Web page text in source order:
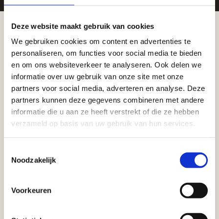
Deze website maakt gebruik van cookies
We gebruiken cookies om content en advertenties te
personaliseren, om functies voor social media te bieden
en om ons websiteverkeer te analyseren. Ook delen we
informatie over uw gebruik van onze site met onze
partners voor social media, adverteren en analyse. Deze
partners kunnen deze gegevens combineren met andere
informatie die u aan ze heeft verstrekt of die ze hebben
verzameld op basis van uw gebruik van hun services.
Noodzakelijk
Voorkeuren
Zakelijke klant worden
Vego Tuinmaterialen is de meest geschikte partner
voor zakelijke klanten op zoek naar tuin- en
infraproducten. Als professionele leverancier van
tuinmaterialen bieden wij een breed assortiment
aan producten van topkwaliteit. Lees meer over de
zakelijke mogelijkheden
Aangepaste openingstijden tijdens de
vakantieperiode
Waardenburg en Vego Dordrecht hanteren tijdens
de vakantieperiode aangepaste openingstijden op
zaterdag. Bekijk de vestigingspagina voor de
actuele openingstijden.
maanden dicht is voor al het wegverkeer, is het fijn